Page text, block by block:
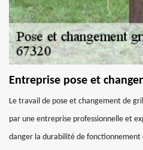
Entreprise pose et
Le travail de pose et changement de
par une entreprise professionnelle et
danger la durabilité de fonctionnement